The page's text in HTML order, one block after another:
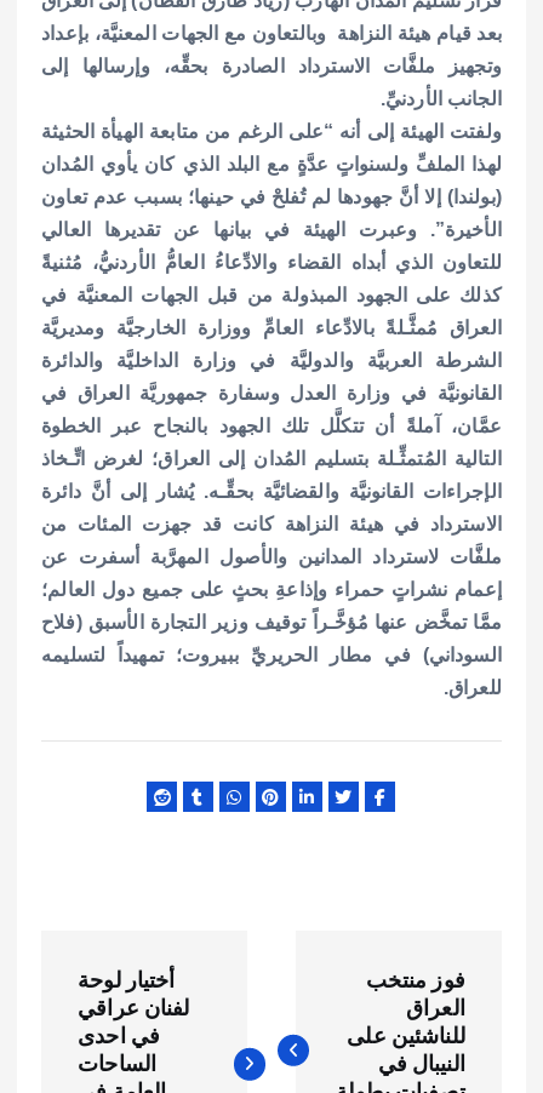
بعد قيام هيئة النزاهة وبالتعاون مع الجهات المعنيَّة، بإعداد
وتجهيز ملفَّات الاسترداد الصادرة بحقِّه، وإرسالها إلى
الجانب الأردنيِّ.
ولفتت الهيئة إلى أنه “على الرغم من متابعة الهيأة الحثيثة
لهذا الملفِّ ولسنواتٍ عدَّةٍ مع البلد الذي كان يأوي المُدان
(بولندا) إلا أنَّ جهودها لم تُفلحْ في حينها؛ بسبب عدم تعاون
الأخيرة”. وعبرت الهيئة في بيانها عن تقديرها العالي
للتعاون الذي أبداه القضاء والادِّعاءُ العامُّ الأردنيُّ، مُثنيةً
كذلك على الجهود المبذولة من قبل الجهات المعنيَّة في
العراق مُمثَّـلةً بالادِّعاء العامِّ ووزارة الخارجيَّة ومديريَّة
الشرطة العربيَّة والدوليَّة في وزارة الداخليَّة والدائرة
القانونيَّة في وزارة العدل وسفارة جمهوريَّة العراق في
عمَّان، آملةً أن تتكلَّل تلك الجهود بالنجاح عبر الخطوة
التالية المُتمثِّـلة بتسليم المُدان إلى العراق؛ لغرض اتِّـخاذ
الإجراءات القانونيَّة والقضائيَّة بحقِّـه.يُشار إلى أنَّ دائرة
الاسترداد في هيئة النزاهة كانت قد جهزت المئات من
ملفَّات لاسترداد المدانين والأصول المهرَّبة أسفرت عن
إعمام نشراتٍ حمراء وإذاعةِ بحثٍ على جميع دول العالم؛
ممَّا تمخَّض عنها مُؤخَّـراً توقيف وزير التجارة الأسبق (فلاح
السوداني) في مطار الحريريِّ ببيروت؛ تمهيداً لتسليمه
للعراق.
ص
فوز منتخب
العراق
للناشئين على
النيبال في
أختيار لوحة
لفنان عراقي
في احدى
الساحات